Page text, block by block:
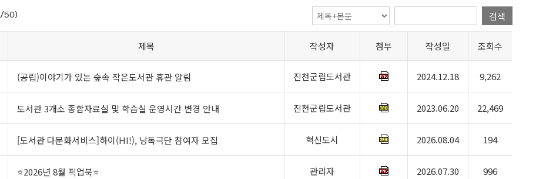
/50) 검색
제목 작성자 첨부 작성일 조회수
(공립)이야기가 있는 숲속 작은도서관 휴관 알림 진천군립도서관 2024.12.18 9,262
도서관 3개소 종합자료실 및 학습실 운영시간 변경 안내 진천군립도서관 2023.06.20 22,469
[도서관 다문화서비스]하이(HI!), 낭독극단 참여자 모집 혁신도시 2026.08.04 194
⭐2026년 8월 픽업북⭐ 관리자 2026.07.30 996